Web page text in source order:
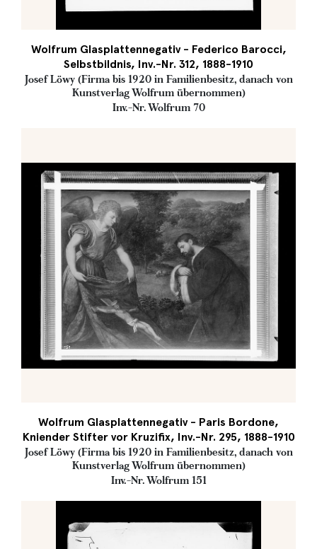
Wolfrum Glasplattennegativ - Federico Barocci,
Selbstbildnis, Inv.-Nr. 312, 1888-1910
Josef Löwy (Firma bis 1920 in Familienbesitz, danach von
Kunstverlag Wolfrum übernommen)
Inv.-Nr. Wolfrum 70
Wolfrum Glasplattennegativ - Paris Bordone,
Kniender Stifter vor Kruzifix, Inv.-Nr. 295, 1888-1910
Josef Löwy (Firma bis 1920 in Familienbesitz, danach von
Kunstverlag Wolfrum übernommen)
Inv.-Nr. Wolfrum 151